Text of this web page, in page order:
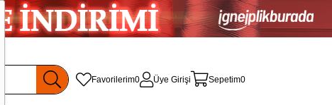
Favorilerim0 Üye Girişi Sepetim0